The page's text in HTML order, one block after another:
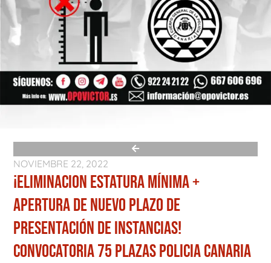
NOVIEMBRE 22, 2022
¡ELIMINACION ESTATURA MÍNIMA +
APERTURA DE NUEVO PLAZO DE
PRESENTACIÓN DE INSTANCIAS!
CONVOCATORIA 75 PLAZAS POLICIA CANARIA